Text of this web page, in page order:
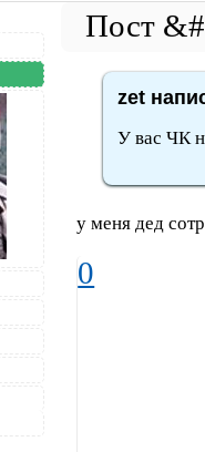
zet
У вас ЧК
у меня дед
0